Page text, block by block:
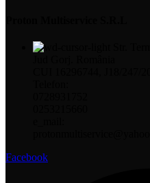
Facebook